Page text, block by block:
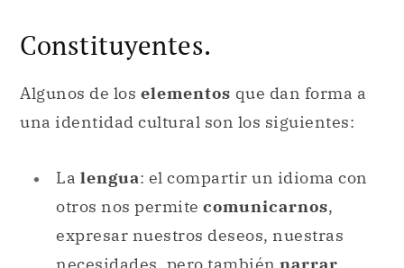
Constituyentes.
Algunos de los elementos que dan forma a
una identidad cultural son los siguientes:
La lengua: el compartir un idioma con
otros nos permite comunicarnos,
expresar nuestros deseos, nuestras
necesidades, pero también narrar